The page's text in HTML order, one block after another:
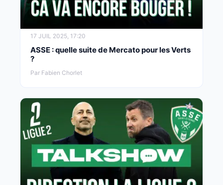
17 JUIL 2025, 17:20
ASSE : quelle suite de Mercato pour les Verts
?
Par Fabien Chorlet